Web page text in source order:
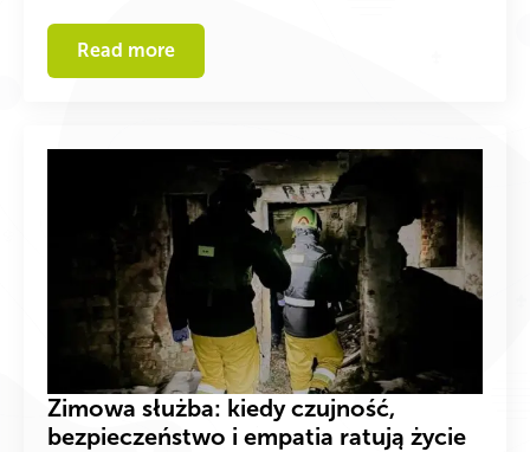
Read more
Zimowa służba: kiedy czujność,
bezpieczeństwo i empatia ratują życie